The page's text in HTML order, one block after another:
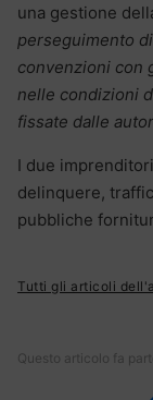
una gestione
perseguimento
convenzioni con
nelle condizioni
fissate dalle
I due
delinquere,
pubbliche
Tutti gli articoli
Questo articolo fa